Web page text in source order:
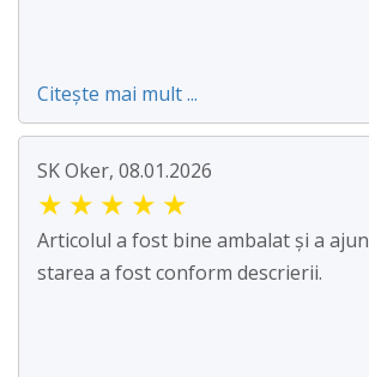
Citește mai mult ...
SK Oker, 08.01.2026
★ ★ ★ ★ ★
Articolul a fost bine ambalat și a
starea a fost conform descrierii.